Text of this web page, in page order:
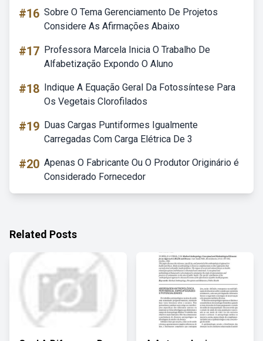
#16 Sobre O Tema Gerenciamento De Projetos
Considere As Afirmações Abaixo
#17 Professora Marcela Inicia O Trabalho De
Alfabetização Expondo O Aluno
#18 Indique A Equação Geral Da Fotossíntese Para
Os Vegetais Clorofilados
#19 Duas Cargas Puntiformes Igualmente
Carregadas Com Carga Elétrica De 3
#20 Apenas O Fabricante Ou O Produtor Originário é
Considerado Fornecedor
Related Posts